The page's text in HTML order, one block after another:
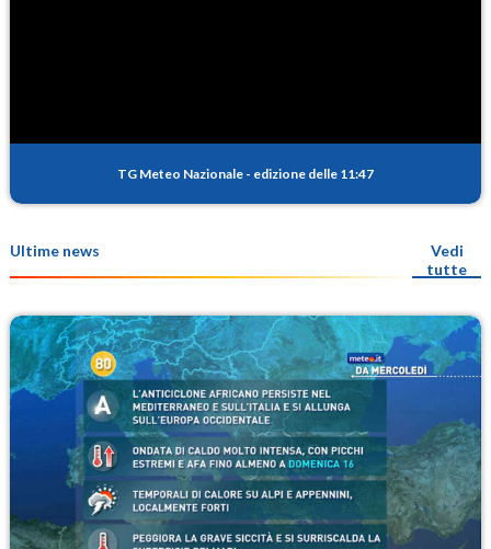
TG Meteo Nazionale - edizione delle 11:47
Ultime news
Vedi
tutte